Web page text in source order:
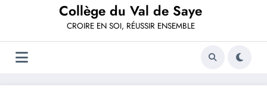
Collège du Val de Saye
CROIRE EN SOI, RÉUSSIR ENSEMBLE